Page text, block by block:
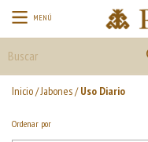
MENÚ
Inicio/Jabones/ Uso Diario
Ordenar por